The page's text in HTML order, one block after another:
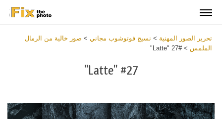
تحرير الصور المهنية > نسيج فوتوشوب مجاني > صور خالية من الرمال
الملمس >
#27 "Latte"
#27 "Latte"
Download